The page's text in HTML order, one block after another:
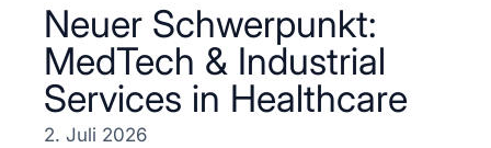
Neuer Schwerpunkt:
MedTech & Industrial
Services in Healthcare
2. Juli 2026